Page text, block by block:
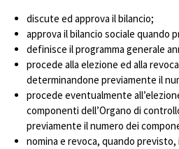
discute ed approva il bilancio;
approva il bilancio sociale quando
definisce il programma generale
procede alla elezione ed alla
determinandone previamente il
procede eventualmente
componenti dell’Organo di
previamente il numero dei
nomina e revoca, quando